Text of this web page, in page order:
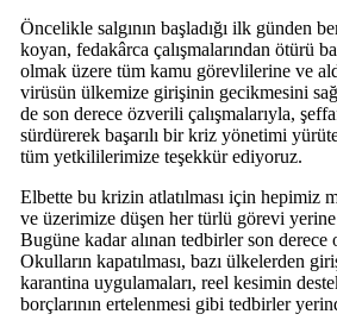
Öncelikle salgının başladığı ilk günden
koyan, fedakârca çalışmalarından ötürü
olmak üzere tüm kamu görevlilerine ve
virüsün ülkemize girişinin gecikmesini
de son derece özverili çalışmalarıyla,
sürdürerek başarılı bir kriz yönetimi
tüm yetkililerimize teşekkür ediyoruz.
Elbette bu krizin atlatılması için hepimiz
ve üzerimize düşen her türlü görevi yerine
Bugüne kadar alınan tedbirler son derece
Okulların kapatılması, bazı ülkelerden
karantina uygulamaları, reel kesimin
borçlarının ertelenmesi gibi tedbirler